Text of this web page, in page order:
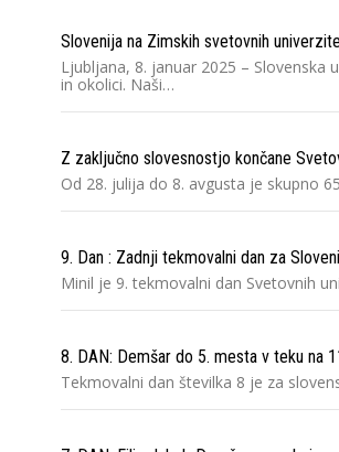
Slovenija na Zimskih svetovnih
Ljubljana, 8. januar 2025 –
in okolici. Naši…
Z zaključno slovesnostjo končane
Od 28. julija do 8. avgusta je skupno
9. Dan : Zadnji tekmovalni dan za
Minil je 9. tekmovalni dan Svetovnih
8. DAN: Demšar do 5. mesta v teku na
Tekmovalni dan številka 8 je za